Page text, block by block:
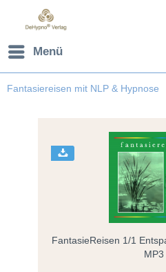
Menü
Fantasiereisen mit NLP & Hypnose
FantasieReisen 1/1